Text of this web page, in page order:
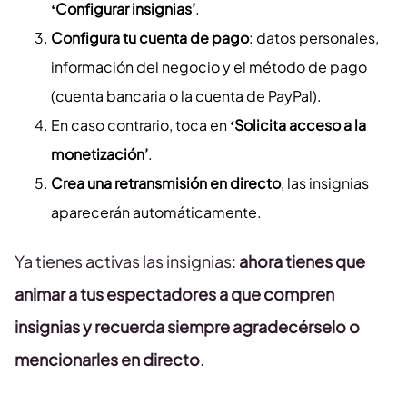
‘Configurar insignias’.
Configura tu cuenta de pago: datos personales,
información del negocio y el método de pago
(cuenta bancaria o la cuenta de PayPal).
En caso contrario, toca en‘Solicita acceso a la
monetización’.
Crea una retransmisión en directo, las insignias
aparecerán automáticamente.
Ya tienes activas las insignias: ahora tienes que
animar a tus espectadores a que compren
insignias y recuerda siempre agradecérselo o
mencionarles en directo.